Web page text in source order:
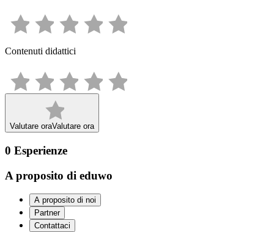
Contenuti didattici
Valutare oraValutare ora
0 Esperienze
A proposito di eduwo
A proposito di noi
Partner
Contattaci